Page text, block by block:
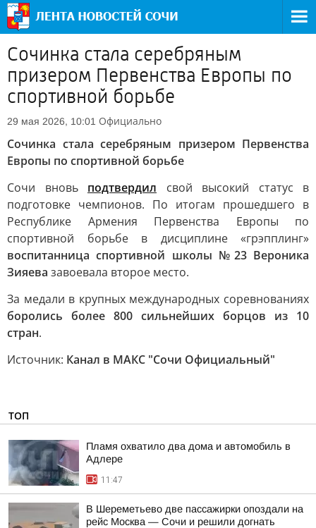
Сочинка стала серебряным
призером Первенства Европы по
спортивной борьбе
29 мая 2026, 10:01 Официально
Сочинка стала серебряным призером Первенства
Европы по спортивной борьбе
Сочи вновь подтвердил свой высокий статус в
подготовке чемпионов. По итогам прошедшего в
Республике Армения Первенства Европы по
спортивной борьбе в дисциплине «грэпплинг»
воспитанница спортивной школы №23 Вероника
Зияева завоевала второе место.
За медали в крупных международных соревнованиях
боролись более 800 сильнейших борцов из 10
стран.
Источник: Канал в МАКС "Сочи Официальный"
ТОП
Пламя охватило два дома и автомобиль в
Адлере
11:47
В Шереметьево две пассажирки опоздали на
рейс Москва — Сочи и решили догнать